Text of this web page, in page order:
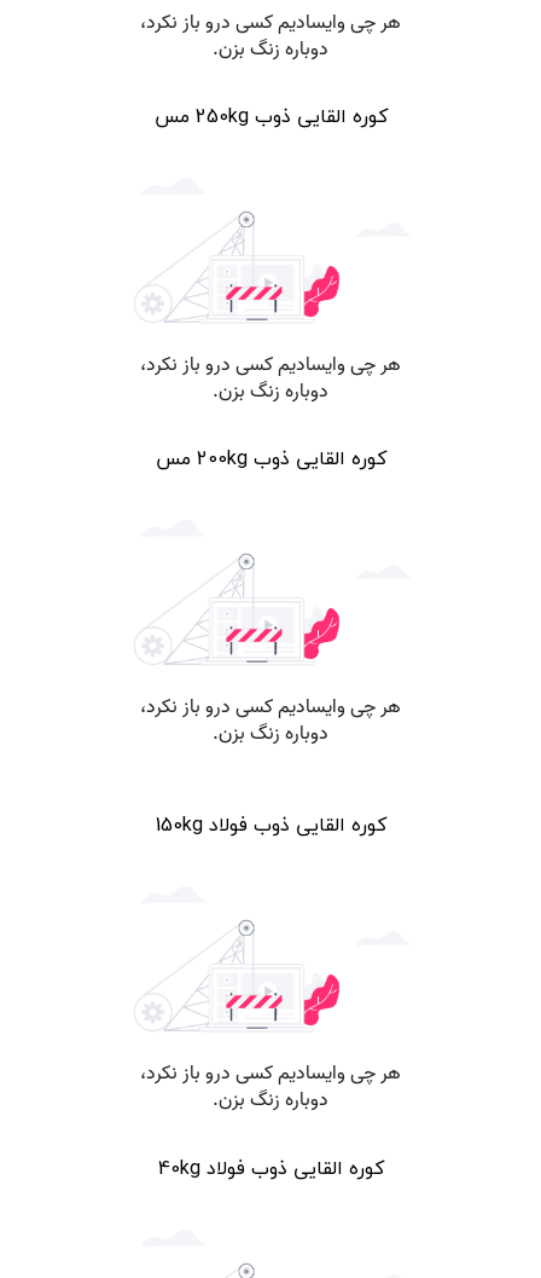
کوره القایی ذوب 250kg مس
کوره القایی ذوب 200kg مس
کوره القایی ذوب فولاد 150kg
کوره القایی ذوب فولاد 40kg